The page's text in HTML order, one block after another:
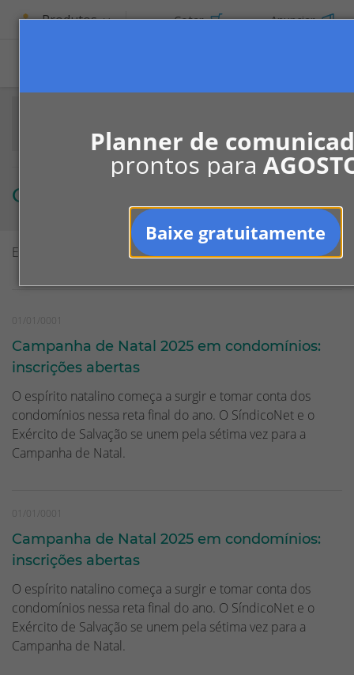
Planner de
prontos para
Baixe gratuitamente
Produtos Cotar Anunciar
Gabriela Duarte
Exibindo resultados
01/01/0001
Campanha de Natal 2025 em condomínios:
inscrições abertas
O espírito natalino começa a surgir e tomar conta dos
condomínios nessa reta final do ano. O SíndicoNet e o
Exército de Salvação se unem pela sétima vez para a
Campanha de Natal.
01/01/0001
Campanha de Natal 2025 em condomínios:
inscrições abertas
O espírito natalino começa a surgir e tomar conta dos
condomínios nessa reta final do ano. O SíndicoNet e o
Exército de Salvação se unem pela sétima vez para a
Campanha de Natal.